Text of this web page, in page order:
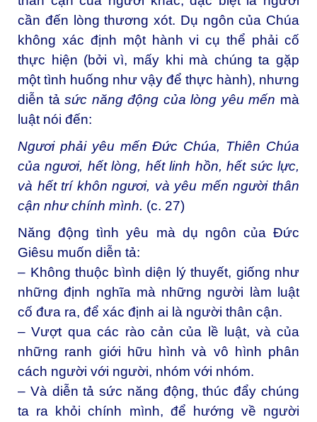
cần đến lòng thương xót. Dụ ngôn của Chúa
không xác định một hành vi cụ thể phải cố
thực hiện (bởi vì, mấy khi mà chúng ta gặp
một tình huống như vậy để thực hành), nhưng
diễn tảsức năng động của lòng yêu mến mà
luật nói đến:
Ngươi phải yêu mến Đức Chúa, Thiên Chúa
của ngươi, hết lòng, hết linh hồn, hết sức lực,
và hết trí khôn ngươi, và yêu mến người thân
cận như chính mình. (c. 27)
Năng động tình yêu mà dụ ngôn của Đức
Giêsu muốn diễn tả:
– Không thuộc bình diện lý thuyết, giống như
những định nghĩa mà những người làm luật
cố đưa ra, để xác định ai là người thân cận.
– Vượt qua các rào cản của lề luật, và của
những ranh giới hữu hình và vô hình phân
cách người với người, nhóm với nhóm.
– Và diễn tả sức năng động, thúc đẩy chúng
ta ra khỏi chính mình, để hướng về người